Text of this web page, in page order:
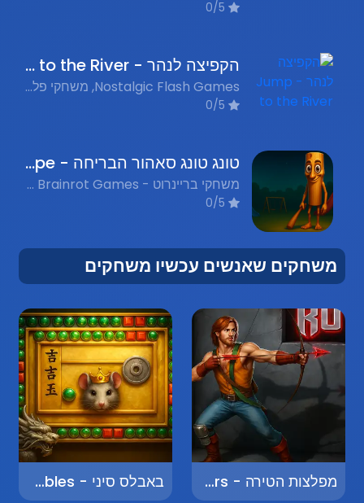
הקפיצה לנהר - Jump to the River
Nostalgic Flash Games, משחקי פלאש נוסטלגים, Jumping Games, משחקי קפיצה
טונג טונג סאהור הבריחה - Thung Thung Sahur Playgrounds Escape
משחקי בריינרוט - Italian Brainrot Games, משחקים מצחיקים - Funny Games
משחקים שאנשים עכשיו משחקים
מפלצות הטירה - Castle Monsters באבלס סיני - Chinese Bubbles